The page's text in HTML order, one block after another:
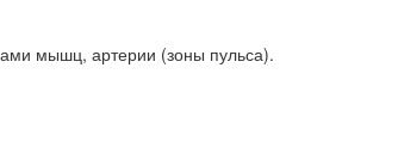
мышц, артерии (зоны пульса).